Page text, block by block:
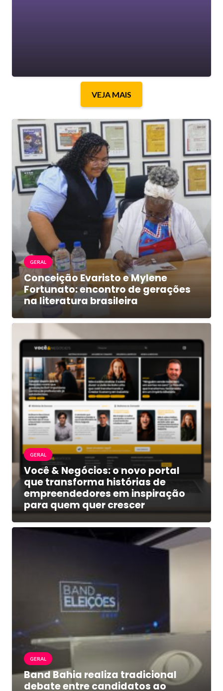
VEJA MAIS
GERAL
Conceição Evaristo e Mylene
Fortunato: encontro de gerações
na literatura brasileira
GERAL
Você & Negócios: o novo portal
que transforma histórias de
empreendedores em inspiração
para quem quer crescer
GERAL
Band Bahia realiza tradicional
debate entre candidatos ao